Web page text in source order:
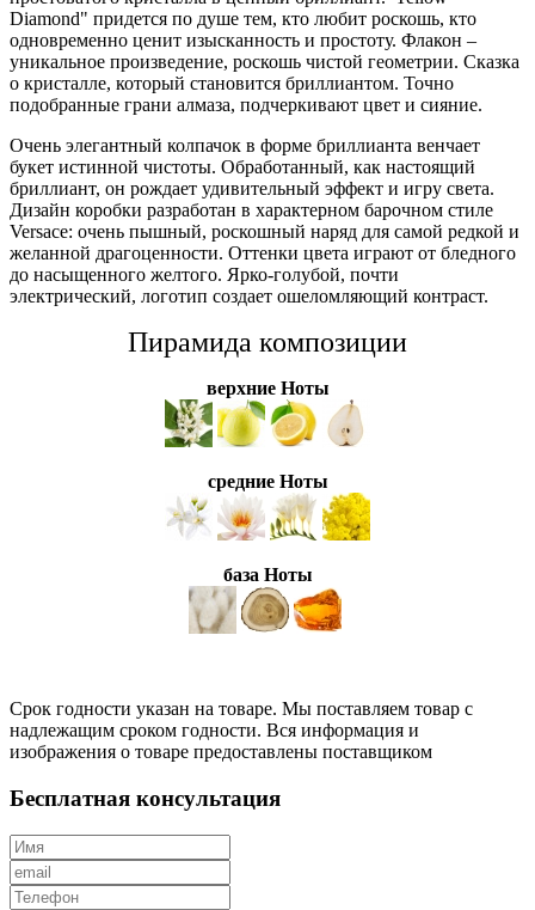
Diamond" придется по душе тем, кто любит роскошь, кто
одновременно ценит изысканность и простоту. Флакон –
уникальное произведение, роскошь чистой геометрии. Сказка
о кристалле, который становится бриллиантом. Точно
подобранные грани алмаза, подчеркивают цвет и сияние.
Очень элегантный колпачок в форме бриллианта венчает
букет истинной чистоты. Обработанный, как настоящий
бриллиант, он рождает удивительный эффект и игру света.
Дизайн коробки разработан в характерном барочном стиле
Versace: очень пышный, роскошный наряд для самой редкой и
желанной драгоценности. Оттенки цвета играют от бледного
до насыщенного желтого. Ярко-голубой, почти
электрический, логотип создает ошеломляющий контраст.
Пирамида композиции
верхние Ноты
средние Ноты
база Ноты
Срок годности указан на товаре. Мы поставляем товар с
надлежащим сроком годности. Вся информация и
изображения о товаре предоставлены поставщиком
Бесплатная консультация